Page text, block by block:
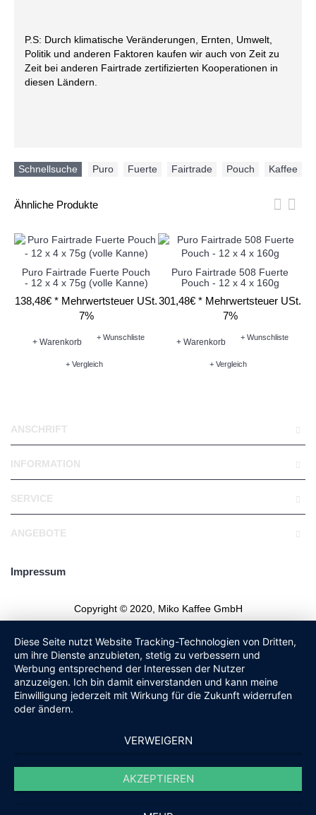
P.S: Durch klimatische Veränderungen, Ernten, Umwelt,
Politik und anderen Faktoren kaufen wir auch von Zeit zu
Zeit bei anderen Fairtrade zertifizierten Kooperationen in
diesen Ländern.
Schnellsuche Puro Fuerte Fairtrade Pouch Kaffee
Ähnliche Produkte
Puro Fairtrade Fuerte Pouch
- 12 x 4 x 75g (volle Kanne)
138,48€ * Mehrwertsteuer USt.
7%
+ Warenkorb + Wunschliste
+ Vergleich
Puro Fairtrade 508 Fuerte
Pouch - 12 x 4 x 160g
301,48€ * Mehrwertsteuer USt.
7%
+ Warenkorb + Wunschliste
+ Vergleich
ANSCHRIFT
INFORMATION
SERVICE
ANGEBOTE
Impressum
Copyright © 2020, Miko Kaffee GmbH
Diese Seite nutzt Website Tracking-Technologien von Dritten,
um ihre Dienste anzubieten, stetig zu verbessern und
Werbung entsprechend der Interessen der Nutzer
anzuzeigen. Ich bin damit einverstanden und kann meine
Einwilligung jederzeit mit Wirkung für die Zukunft widerrufen
oder ändern.
VERWEIGERN
AKZEPTIEREN